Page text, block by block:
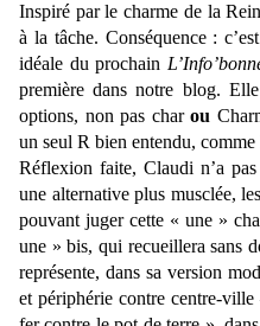
Inspiré par le charme de la
à la tâche. Conséquence :
idéale du prochain
première dans notre blog.
options, non pas charou
un seul R bien entendu,
Réflexion faite, Claudi n’a
une alternative plus musclée,
pouvant juger cette « une »
une » bis, qui recueillera sans
représente, dans sa version
et périphérie contre centre-